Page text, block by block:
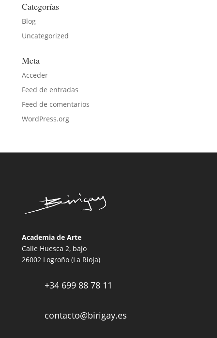
Categorías
Blog
Uncategorized
Meta
Acceder
Feed de entradas
Feed de comentarios
WordPress.org
Academia de Arte
Calle Huesca 2, bajo
26002 Logroño (La Rioja)
+34 699 88 78 11
contacto@birigay.es